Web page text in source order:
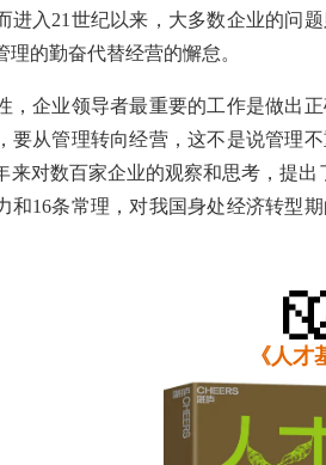
进入21世纪以来，大多数企业的问
理的勤奋代替经营的懈怠。
，企业领导者最重要的工作是做出
要从管理转向经营，这不是说管理
来对数百家企业的观察和思考，提
和16条常理，对我国身处经济转型
《人才